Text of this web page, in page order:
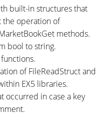
built-in structures that
the operation of
methods.
bool to string.
of FileReadStruct and
EX5 libraries.
occurred in case a key